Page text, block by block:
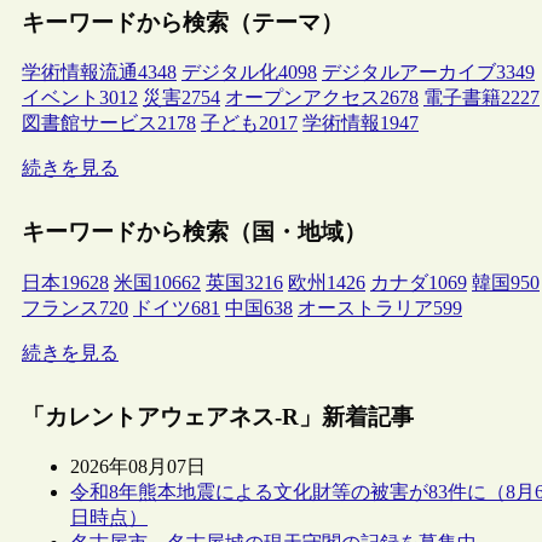
キーワードから検索（テーマ）
学術情報流通4348 デジタル化4098 デジタルアーカイブ3349
イベント 3012 災害2754 オープンアクセス2678 電子書籍2227
図書館サービス2178 子ども2017 学術情報1947
続きを見る
キーワードから検索（国・地域）
日本19628 米国 10662 英国3216 欧州 1426 カナダ1069 韓国950
フランス720 ドイツ681 中国638 オーストラリア599
続きを見る
「カレントアウェアネス-R」新着記事
2026年08月07日
令和8年熊本地震による文化財等の被害が83件に（8月
日時点）